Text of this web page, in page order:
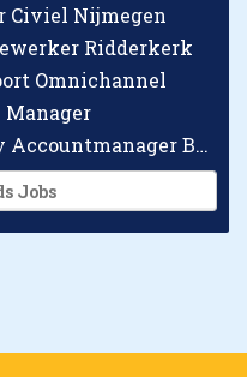
Civiel Nijmegen
Ridderkerk
Omnichannel
Manager
Checkpoint Systems Key Accountmanager Benelux
Jobs